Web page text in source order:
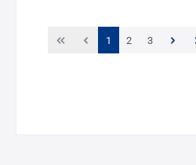
Seite
1 Seite
2 Seite
3